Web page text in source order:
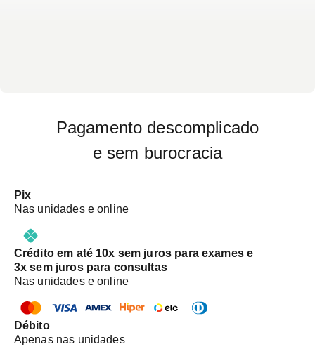
Pagamento descomplicado
e sem burocracia
Pix
Nas unidades e online
Crédito em até 10x sem juros para exames e
3x sem juros para consultas
Nas unidades e online
Débito
Apenas nas unidades